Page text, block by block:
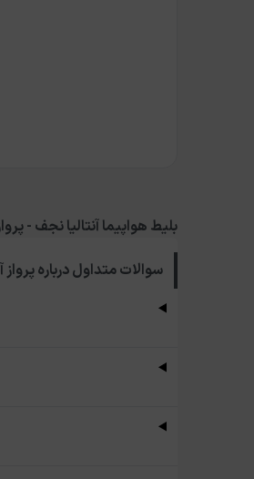
بلیط هواپیما آنتالیا نجف -
سوالات متداول دربارهپرواز